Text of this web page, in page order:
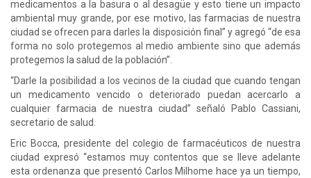
medicamentos a la basura o al desagüe y esto tiene un impacto
ambiental muy grande, por ese motivo, las farmacias de nuestra
ciudad se ofrecen para darles la disposición final” y agregó “de esa
forma no solo protegemos al medio ambiente sino que además
protegemos la salud de la población”.
“Darle la posibilidad a los vecinos de la ciudad que cuando tengan
un medicamento vencido o deteriorado puedan acercarlo a
cualquier farmacia de nuestra ciudad” señaló Pablo Cassiani,
secretario de salud.
Eric Bocca, presidente del colegio de farmacéuticos de nuestra
ciudad expresó “estamos muy contentos que se lleve adelante
esta ordenanza que presentó Carlos Milhome hace ya un tiempo,